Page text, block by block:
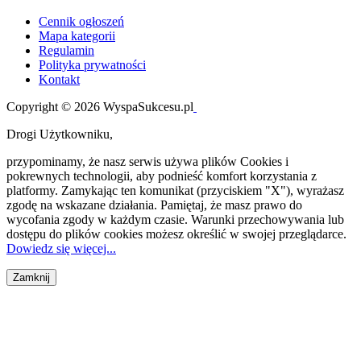
Cennik ogłoszeń
Mapa kategorii
Regulamin
Polityka prywatności
Kontakt
Copyright © 2026 WyspaSukcesu.pl
Drogi Użytkowniku,
przypominamy, że nasz serwis używa plików Cookies i
pokrewnych technologii, aby podnieść komfort korzystania z
platformy. Zamykając ten komunikat (przyciskiem "X"), wyrażasz
zgodę na wskazane działania. Pamiętaj, że masz prawo do
wycofania zgody w każdym czasie. Warunki przechowywania lub
dostępu do plików cookies możesz określić w swojej przeglądarce.
Dowiedz się więcej...